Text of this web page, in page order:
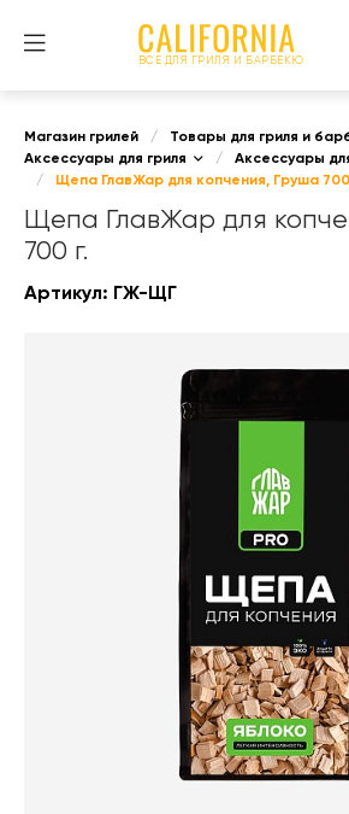
ВСЕ ДЛЯ ГРИЛЯ И БАРБЕКЮ
Магазин грилей / Товары для гриля и
Аксессуары для гриля
/
Аксессуары
/
Щепа ГлавЖар для копчения, Груша 700
Щепа ГлавЖар для
700 г.
Артикул: ГЖ-ЩГ